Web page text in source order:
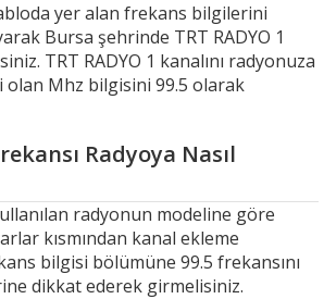
yer alan frekans bilgilerini
Bursa şehrinde TRT RADYO 1
TRT RADYO 1 kanalını radyonuza
olan Mhz bilgisini 99.5 olarak
Radyoya Nasıl
radyonun modeline göre
kısmından kanal ekleme
bilgisi bölümüne 99.5 frekansını
dikkat ederek girmelisiniz.